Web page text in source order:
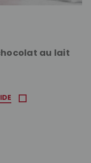
au lait